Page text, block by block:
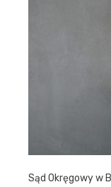
Sąd Okręgowy w